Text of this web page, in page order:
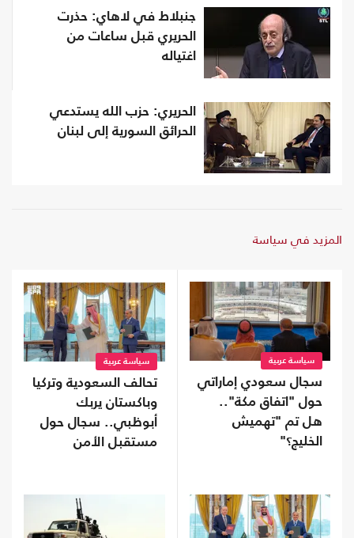
جنبلاط في لاهاي: حذرت
الحريري قبل ساعات من
اغتياله
الحريري: حزب الله يستدعي
الحرائق السورية إلى لبنان
المزيد في سياسة
سياسة عربية
سجال سعودي إماراتي
حول "اتفاق مكة"..
هل تم "تهميش
الخليج؟"
سياسة عربية
تحالف السعودية وتركيا
وباكستان يربك
أبوظبي.. سجال حول
مستقبل الأمن